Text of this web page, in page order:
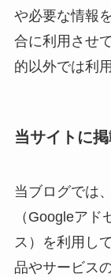
や必要な情報
合に利用させ
的以外では利
当サイトに
当ブログでは
（Googleア
ス）を利用し
品やサービス